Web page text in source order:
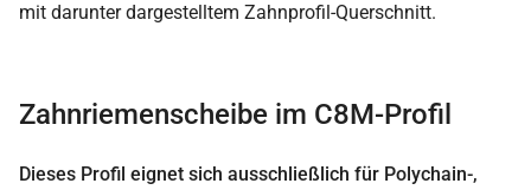
Zahnriemenscheibe im C8M-Profil
Dieses Profil eignet sich ausschließlich für Polychain-,